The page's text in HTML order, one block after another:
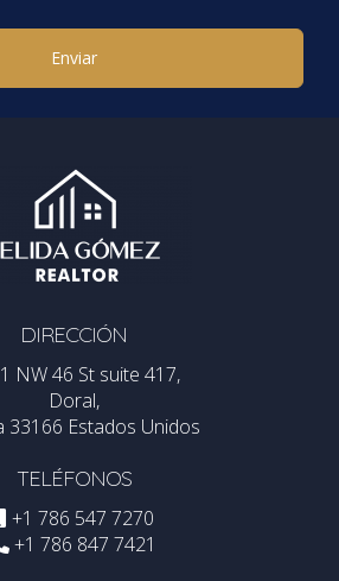
Enviar
DIRECCIÓN
NW 46 St suite 417,
Doral,
33166 Estados Unidos
TELÉFONOS
+1 786 547 7270
+1 786 847 7421